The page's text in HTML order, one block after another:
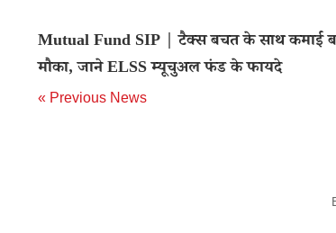
Mutual Fund SIP | टैक्स बचत के साथ कमाई
मौका, जाने ELSS म्यूचुअल फंड के फायदे
« Previous News